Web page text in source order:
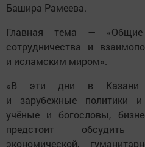
Башира Рамеева.
Главная тема — «Общие
сотрудничества и
и исламским миром».
«В эти дни в Казани
и зарубежные политики и
учёные и богословы,
предстоит
экономической,